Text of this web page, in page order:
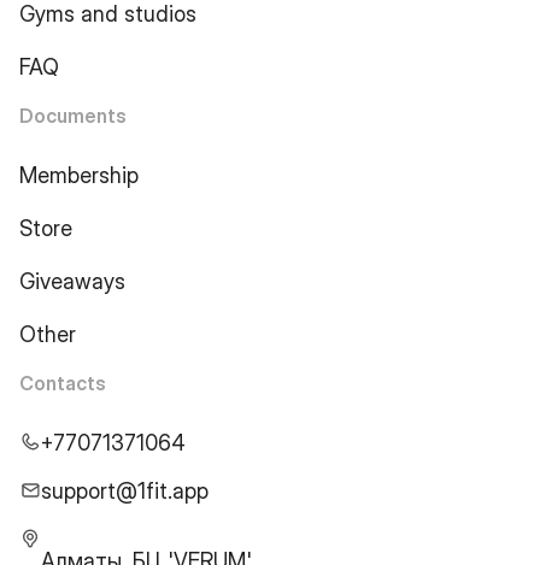
Gyms and studios
FAQ
Documents
Membership
Store
Giveaways
Other
Contacts
+77071371064
support@1fit.app